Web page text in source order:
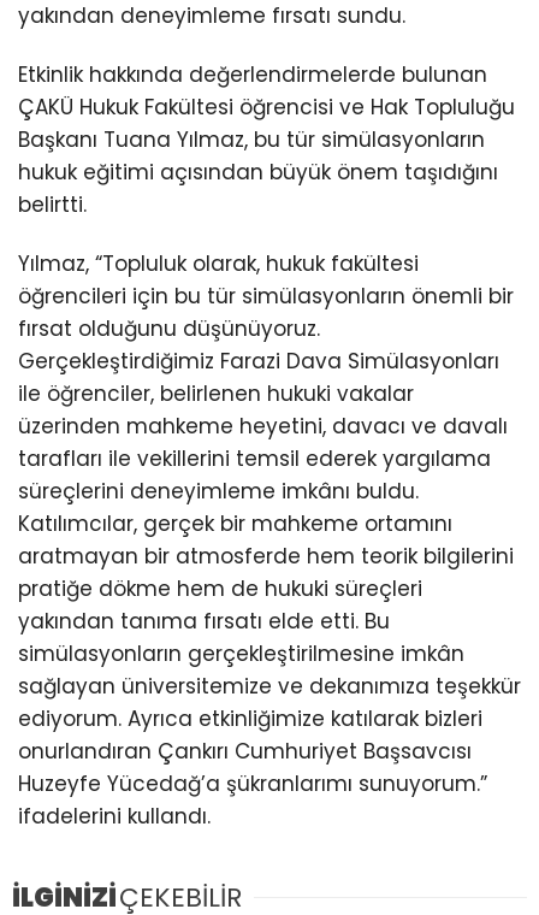
yakından deneyimleme fırsatı sundu.
Etkinlik hakkında değerlendirmelerde bulunan
ÇAKÜ Hukuk Fakültesi öğrencisi ve Hak Topluluğu
Başkanı Tuana Yılmaz, bu tür simülasyonların
hukuk eğitimi açısından büyük önem taşıdığını
belirtti.
Yılmaz, “Topluluk olarak, hukuk fakültesi
öğrencileri için bu tür simülasyonların önemli bir
fırsat olduğunu düşünüyoruz.
Gerçekleştirdiğimiz Farazi Dava Simülasyonları
ile öğrenciler, belirlenen hukuki vakalar
üzerinden mahkeme heyetini, davacı ve davalı
tarafları ile vekillerini temsil ederek yargılama
süreçlerini deneyimleme imkânı buldu.
Katılımcılar, gerçek bir mahkeme ortamını
aratmayan bir atmosferde hem teorik bilgilerini
pratiğe dökme hem de hukuki süreçleri
yakından tanıma fırsatı elde etti. Bu
simülasyonların gerçekleştirilmesine imkân
sağlayan üniversitemize ve dekanımıza teşekkür
ediyorum. Ayrıca etkinliğimize katılarak bizleri
onurlandıran Çankırı Cumhuriyet Başsavcısı
Huzeyfe Yücedağ’a şükranlarımı sunuyorum.”
ifadelerini kullandı.
İLGİNİZİÇEKEBİLİR